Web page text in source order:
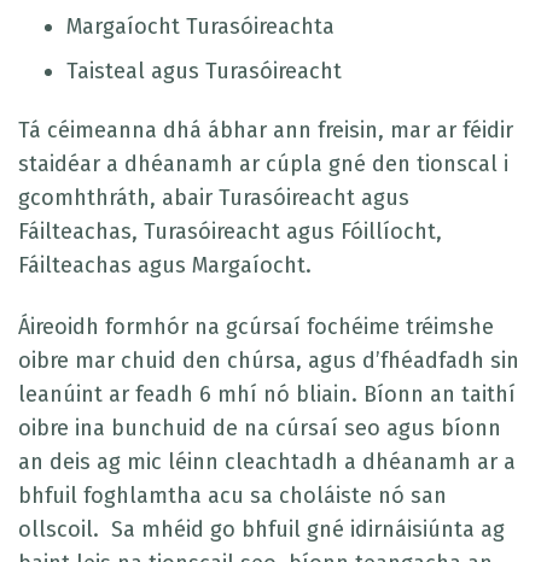
Margaíocht Turasóireachta
Taisteal agus Turasóireacht
Tá céimeanna dhá ábhar ann freisin, mar ar féidir
staidéar a dhéanamh ar cúpla gné den tionscal i
gcomhthráth, abair Turasóireacht agus
Fáilteachas, Turasóireacht agus Fóillíocht,
Fáilteachas agus Margaíocht.
Áireoidh formhór na gcúrsaí fochéime tréimshe
oibre mar chuid den chúrsa, agus d’fhéadfadh sin
leanúint ar feadh 6 mhí nó bliain. Bíonn an taithí
oibre ina bunchuid de na cúrsaí seo agus bíonn
an deis ag mic léinn cleachtadh a dhéanamh ar a
bhfuil foghlamtha acu sa choláiste nó san
ollscoil. Sa mhéid go bhfuil gné idirnáisiúnta ag